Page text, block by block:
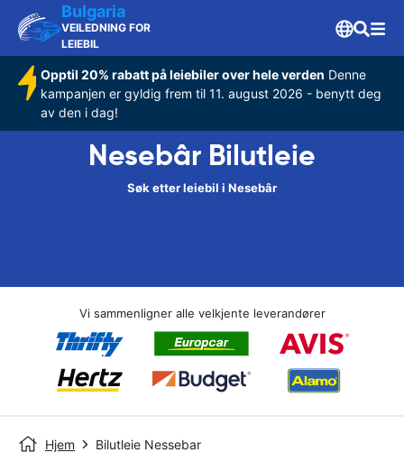
Bulgaria
VEILEDNING FOR
LEIEBIL
Opptil 20% rabatt på leiebiler over hele verden Denne
kampanjen er gyldig frem til 11. august 2026 - benytt deg
av den i dag!
Nesebâr Bilutleie
Søk etter leiebil i Nesebâr
Vi sammenligner alle velkjente leverandører
Hjem Bilutleie Nessebar